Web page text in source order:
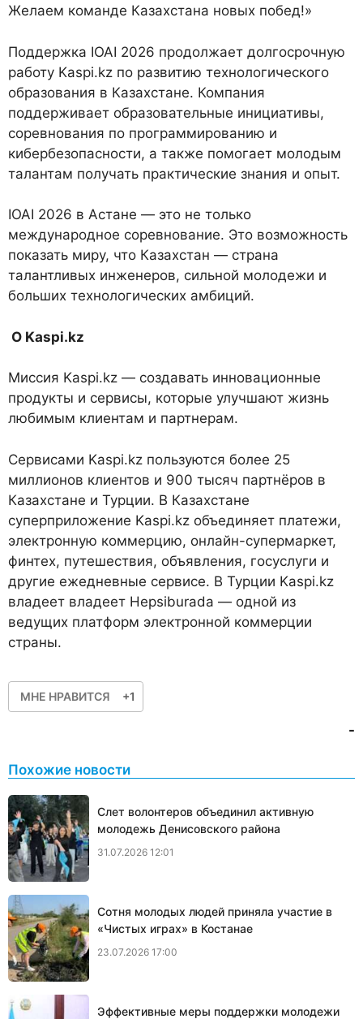
Желаем команде Казахстана новых побед!»
Поддержка IOAI 2026 продолжает долгосрочную
работу Kaspi.kz по развитию технологического
образования в Казахстане. Компания
поддерживает образовательные инициативы,
соревнования по программированию и
кибербезопасности, а также помогает молодым
талантам получать практические знания и опыт.
IOAI 2026 в Астане — это не только
международное соревнование. Это возможность
показать миру, что Казахстан — страна
талантливых инженеров, сильной молодежи и
больших технологических амбиций.
О Kaspi.kz
Миссия Kaspi.kz — создавать инновационные
продукты и сервисы, которые улучшают жизнь
любимым клиентам и партнерам.
Сервисами Kaspi.kz пользуются более 25
миллионов клиентов и 900 тысяч партнёров в
Казахстане и Турции. В Казахстане
суперприложение Kaspi.kz объединяет платежи,
электронную коммерцию, онлайн-супермаркет,
финтех, путешествия, объявления, госуслуги и
другие ежедневные сервисе. В Турции Kaspi.kz
владеет владеет Hepsiburada — одной из
ведущих платформ электронной коммерции
страны.
МНЕ НРАВИТСЯ +1
-
Похожие новости
Слет волонтеров объединил активную
молодежь Денисовского района
31.07.2026 12:01
Сотня молодых людей приняла участие в
«Чистых играх» в Костанае
23.07.2026 17:00
Эффективные меры поддержки молодежи